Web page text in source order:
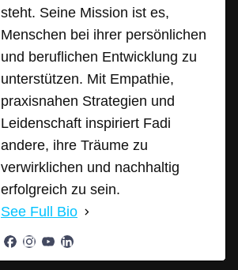
steht. Seine Mission ist es,
Menschen bei ihrer persönlichen
und beruflichen Entwicklung zu
unterstützen. Mit Empathie,
praxisnahen Strategien und
Leidenschaft inspiriert Fadi
andere, ihre Träume zu
verwirklichen und nachhaltig
erfolgreich zu sein.
See Full Bio